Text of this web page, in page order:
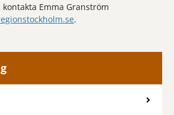
Emma Granström
.